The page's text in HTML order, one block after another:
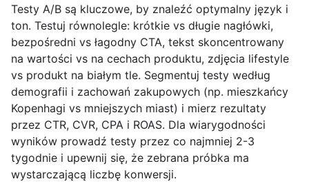
Testy A/B są kluczowe, by znaleźć optymalny język i
ton. Testuj równolegle: krótkie vs długie nagłówki,
bezpośredni vs łagodny CTA, tekst skoncentrowany
na wartości vs na cechach produktu, zdjęcia lifestyle
vs produkt na białym tle. Segmentuj testy według
demografii i zachowań zakupowych (np. mieszkańcy
Kopenhagi vs mniejszych miast) i mierz rezultaty
przez CTR, CVR, CPA i ROAS. Dla wiarygodności
wyników prowadź testy przez co najmniej 2-3
tygodnie i upewnij się, że zebrana próbka ma
wystarczającą liczbę konwersji.